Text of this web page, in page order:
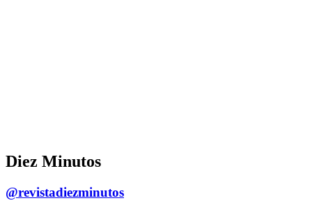
Diez Minutos
@revistadiezminutos